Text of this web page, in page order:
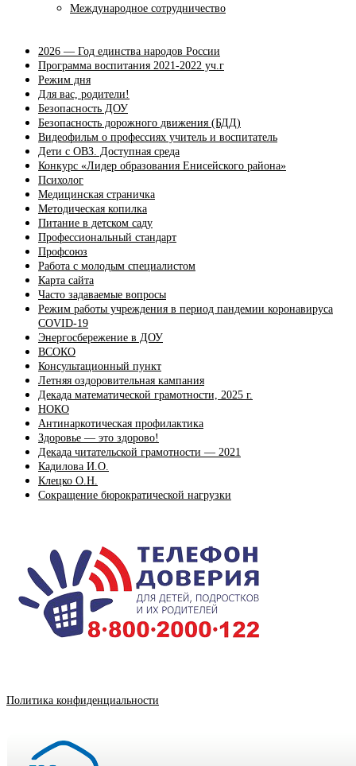
Международное сотрудничество
2026 — Год единства народов России
Программа воспитания 2021-2022 уч.г
Режим дня
Для вас, родители!
Безопасность ДОУ
Безопасность дорожного движения (БДД)
Видеофильм о профессиях учитель и воспитатель
Дети с ОВЗ. Доступная среда
Конкурс «Лидер образования Енисейского района»
Психолог
Медицинская страничка
Методическая копилка
Питание в детском саду
Профессиональный стандарт
Профсоюз
Работа с молодым специалистом
Карта сайта
Часто задаваемые вопросы
Режим работы учреждения в период пандемии коронавируса
COVID-19
Энергосбережение в ДОУ
ВСОКО
Консультационный пункт
Летняя оздоровительная кампания
Декада математической грамотности, 2025 г.
НОКО
Антинаркотическая профилактика
Здоровье — это здорово!
Декада читательской грамотности — 2021
Кадилова И.О.
Клецко О.Н.
Сокращение бюрократической нагрузки
Политика конфиденциальности